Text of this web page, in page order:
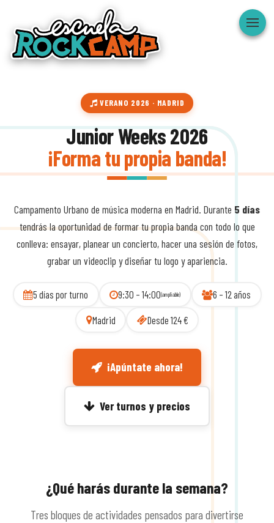
Toggle
VERANO 2026 · MADRID
Junior Weeks 2026
¡Forma tu propia banda!
Campamento Urbano de música moderna en Madrid. Durante 5 días
tendrás la oportunidad de formar tu propia banda con todo lo que
conlleva: ensayar, planear un concierto, hacer una sesión de fotos,
grabar un videoclip y diseñar tu logo y apariencia.
5 días por turno 9:30 – 14:00(ampliable) 6 – 12 años
Madrid Desde 124 €
¡Apúntate ahora!
Ver turnos y precios
¿Qué harás durante la semana?
Tres bloques de actividades pensados para divertirse